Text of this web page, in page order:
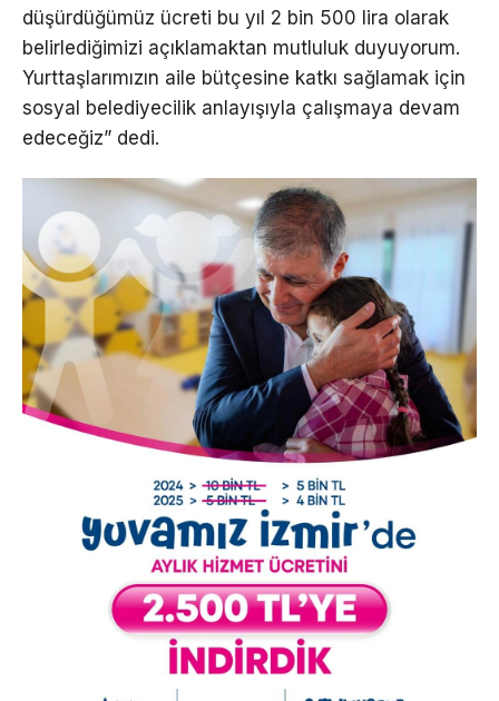
düşürdüğümüz ücreti bu yıl 2 bin 500 lira olarak
belirlediğimizi açıklamaktan mutluluk duyuyorum.
Yurttaşlarımızın aile bütçesine katkı sağlamak için
sosyal belediyecilik anlayışıyla çalışmaya devam
edeceğiz” dedi.